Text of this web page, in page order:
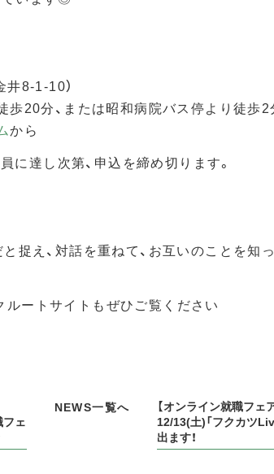
井8-1-10）
20分、または昭和病院バス停より徒歩2
から
に達し次第、申込を締め切ります。
と捉え、対話を重ねて、お互いのことを知
ートサイトもぜひご覧ください
フェ
【オンライン就職フェ
12/13(土)「フクカツ
出ます！
NEWS一覧へ